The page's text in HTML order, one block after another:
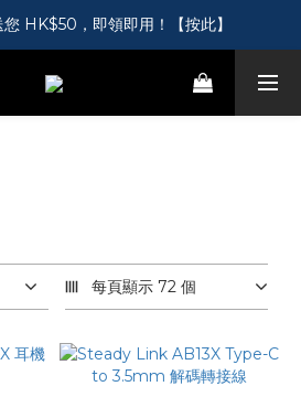
歡迎到 Showroom 免費體驗【按此】
HK$50，即領即用！【按此】
歡迎到 Showroom 免費體驗【按此】
每頁顯示 72 個